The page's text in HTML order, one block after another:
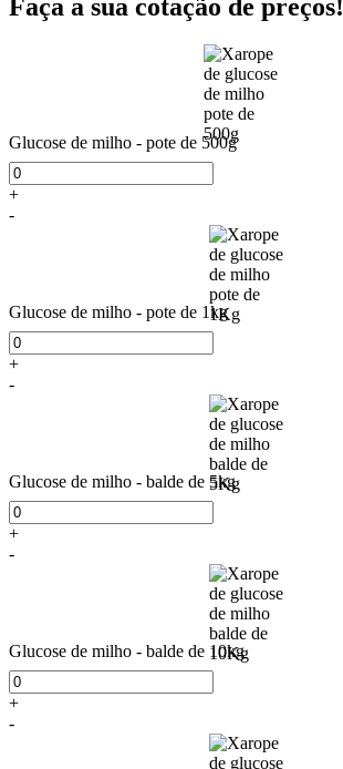
Faça a sua cotação de preços!
Glucose de milho - pote de 500g
+
-
Glucose de milho - pote de 1kg
+
-
Glucose de milho - balde de 5kg
+
-
Glucose de milho - balde de 10kg
+
-